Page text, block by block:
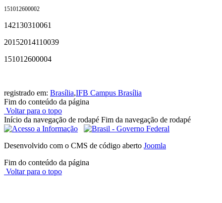
151012600002
142130310061
20152014110039
151012600004
registrado em: Brasília,IFB Campus Brasília
Fim do conteúdo da página
Voltar para o topo
Início da navegação de rodapé Fim da navegação de rodapé
Desenvolvido com o CMS de código aberto Joomla
Fim do conteúdo da página
Voltar para o topo